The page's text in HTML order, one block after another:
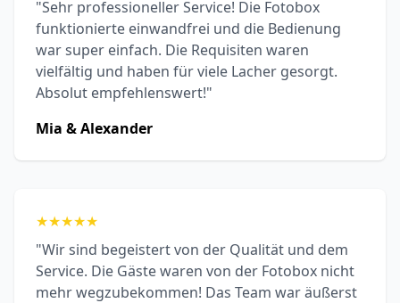
"Sehr professioneller Service! Die Fotobox
funktionierte einwandfrei und die Bedienung
war super einfach. Die Requisiten waren
vielfältig und haben für viele Lacher gesorgt.
Absolut empfehlenswert!"
Mia & Alexander
★★★★★
"Wir sind begeistert von der Qualität und dem
Service. Die Gäste waren von der Fotobox nicht
mehr wegzubekommen! Das Team war äußerst